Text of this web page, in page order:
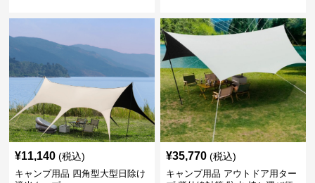
¥11,140 (税込)
キャンプ用品 四角型大型日除け
¥35,770 (税込)
キャンプ用品 アウトドア用ター